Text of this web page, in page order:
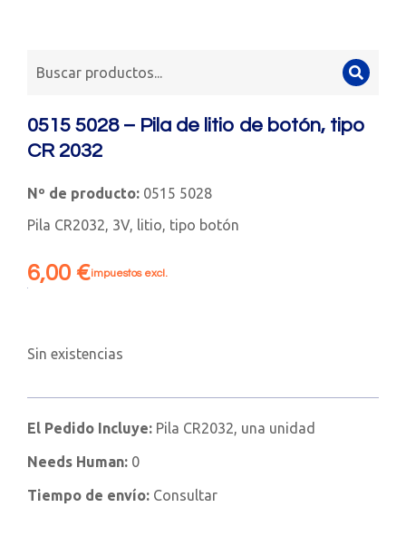
0515 5028 – Pila de litio de botón, tipo
CR 2032
Nº de producto: 0515 5028
Pila CR2032, 3V, litio, tipo botón
6,00 €impuestos excl.
Sin existencias
El Pedido Incluye: Pila CR2032, una unidad
Needs Human: 0
Tiempo de envío: Consultar